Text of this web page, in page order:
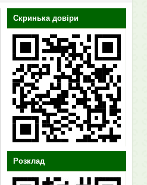
Скринька довіри
Розклад